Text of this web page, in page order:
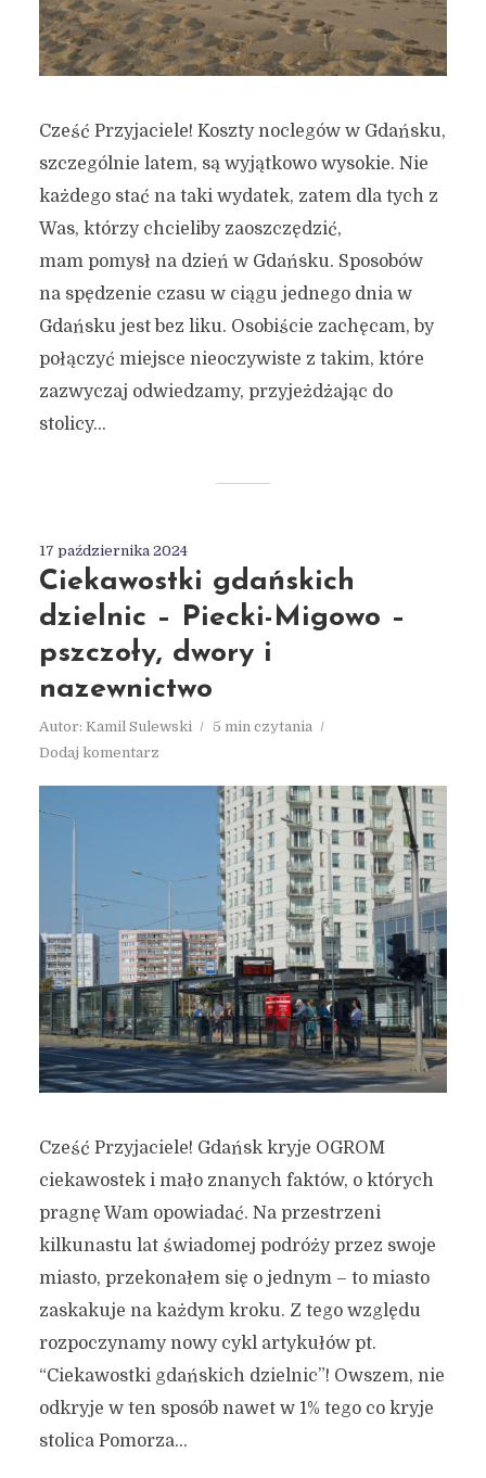
Cześć Przyjaciele! Koszty noclegów w Gdańsku,
szczególnie latem, są wyjątkowo wysokie. Nie
każdego stać na taki wydatek, zatem dla tych z
Was, którzy chcieliby zaoszczędzić,
mam pomysł na dzień w Gdańsku. Sposobów
na spędzenie czasu w ciągu jednego dnia w
Gdańsku jest bez liku. Osobiście zachęcam, by
połączyć miejsce nieoczywiste z takim, które
zazwyczaj odwiedzamy, przyjeżdżając do
stolicy...
17 października 2024
Ciekawostki gdańskich
dzielnic – Piecki-Migowo –
pszczoły, dwory i
nazewnictwo
Autor: Kamil Sulewski
5 min czytania
Dodaj komentarz
Cześć Przyjaciele! Gdańsk kryje OGROM
ciekawostek i mało znanych faktów, o których
pragnę Wam opowiadać. Na przestrzeni
kilkunastu lat świadomej podróży przez swoje
miasto, przekonałem się o jednym – to miasto
zaskakuje na każdym kroku. Z tego względu
rozpoczynamy nowy cykl artykułów pt.
“Ciekawostki gdańskich dzielnic”! Owszem, nie
odkryje w ten sposób nawet w 1% tego co kryje
stolica Pomorza...